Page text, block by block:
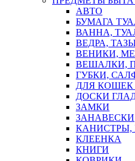
АВТО
БУМАГА
ВАННА,
ВЕДРА,
ВЕНИКИ,
ВЕШАЛКИ,
ГУБКИ,
ДЛЯ КОШЕК
ДОСКИ
ЗАМКИ
ЗАНАВЕСКИ
КАНИСТРЫ,
КЛЕЕНКА
КНИГИ